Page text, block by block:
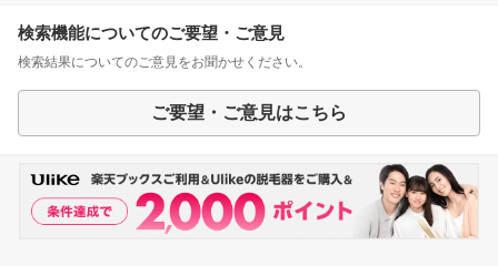
検索機能についてのご要望・ご意見
検索結果についてのご意見をお聞かせください。
ご要望・ご意見はこちら